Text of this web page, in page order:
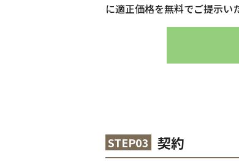
に適正価格を無料でご提示い
STEP03 契約